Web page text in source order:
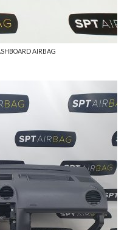
AIRBAG